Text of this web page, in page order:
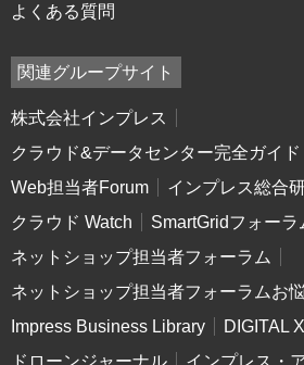
よくある質問
関連グループサイト
株式会社インプレス
クラウド&データセンター完全ガイド
Web担当者Forum
インプレス総合
クラウド Watch
SmartGridフォーラ
ネットショップ担当者フォーラム
ネットショップ担当者フォーラムお
Impress Business Library
DIGITAL X